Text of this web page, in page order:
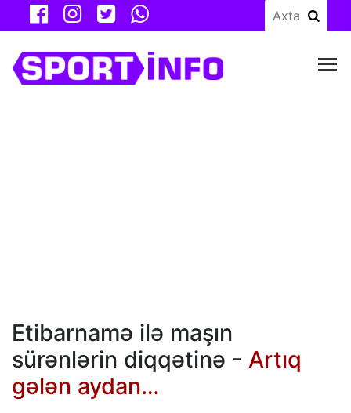
Etibarnamə ilə maşın
sürənlərin diqqətinə - Artıq
gələn aydan…